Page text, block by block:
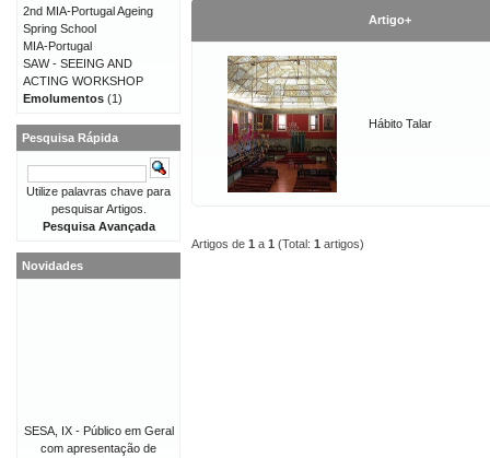
Artigo+
Hábito Talar
Artigos de 1 a 1 (Total: 1 artigos)
2nd MIA-Portugal Ageing
Spring School
MIA-Portugal
SAW - SEEING AND
ACTING WORKSHOP
Emolumentos (1)
Pesquisa Rápida
Utilize palavras chave para
pesquisar Artigos.
Pesquisa Avançada
Novidades
SESA, IX - Público em Geral
com apresentação de